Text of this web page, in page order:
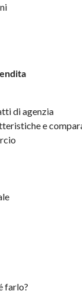
di agenzia
e
farlo?